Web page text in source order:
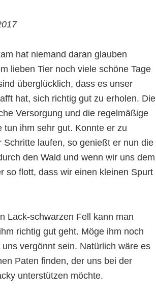
hat niemand daran glauben
lieben Tier noch viele schöne Tage
überglücklich, dass es unser
hat, sich richtig gut zu erholen. Die
Versorgung und die regelmäßige
tun ihm sehr gut. Konnte er zu
Schritte laufen, so genießt er nun die
den Wald und wenn wir uns dem
so flott, dass wir einen kleinen Spurt
Lack-schwarzen Fell kann man
richtig gut geht. Möge ihm noch
vergönnt sein. Natürlich wäre es
Paten finden, der uns bei der
unterstützen möchte.